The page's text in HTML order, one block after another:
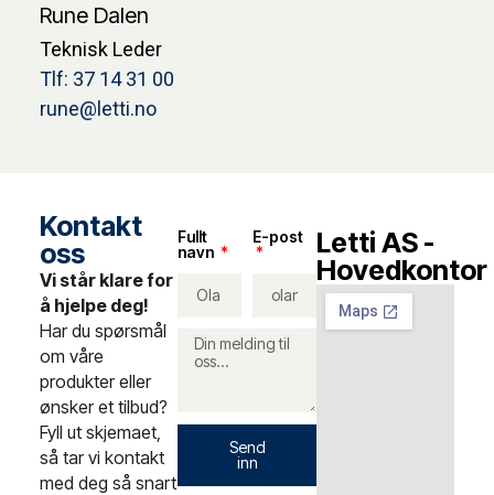
Rune Dalen
Teknisk Leder
Tlf: 37 14 31 00
rune@letti.no
Kontakt
oss
Vi står klare for
å hjelpe deg!
Har du spørsmål
om våre
produkter eller
ønsker et tilbud?
Fyll ut skjemaet,
så tar vi kontakt
med deg så snart
Fullt
navn
E-post
Send
inn
Letti AS -
Hovedkontor